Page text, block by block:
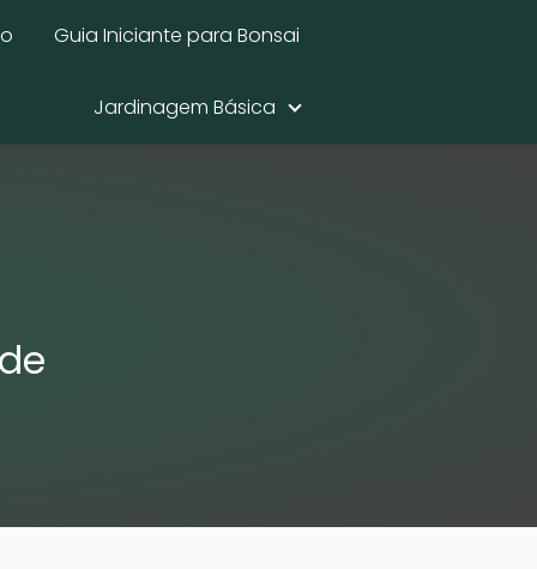
Guia Iniciante para Bonsai
Jardinagem Básica